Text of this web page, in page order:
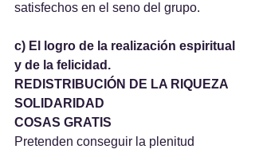
satisfechos en el seno del grupo.
c) El logro de la realización espiritual
y de la felicidad.
REDISTRIBUCIÓN DE LA RIQUEZA
SOLIDARIDAD
COSAS GRATIS
Pretenden conseguir la plenitud